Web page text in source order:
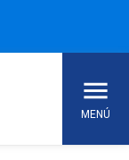
MENÚ